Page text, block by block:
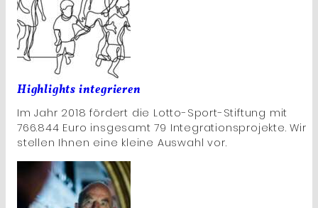
Highlights integrieren
Im Jahr 2018 fördert die Lotto-Sport-Stiftung mit
766.844 Euro insgesamt 79 Integrationsprojekte. Wir
stellen Ihnen eine kleine Auswahl vor.